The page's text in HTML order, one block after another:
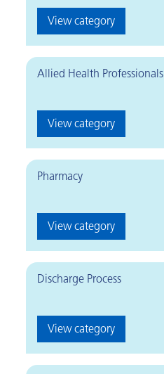
View category
Allied Health Professionals
View category
Pharmacy
View category
Discharge Process
View category